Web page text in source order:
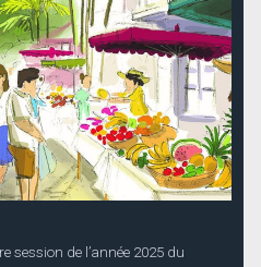
session de l’année 2025 du